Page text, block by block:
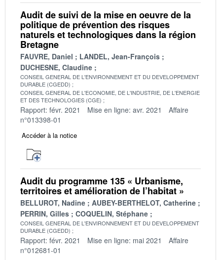
Audit de suivi de la mise en oeuvre de la
politique de prévention des risques
naturels et technologiques dans la région
Bretagne
FAUVRE, Daniel
LANDEL, Jean-François
DUCHESNE, Claudine
CONSEIL GENERAL DE L'ENVIRONNEMENT ET DU DEVELOPPEMENT
DURABLE (CGEDD)
CONSEIL GENERAL DE L'ECONOMIE, DE L'INDUSTRIE, DE L'ENERGIE
ET DES TECHNOLOGIES (CGE)
Rapport: févr. 2021 Mise en ligne: avr. 2021
Affaire
n°013398-01
Accéder à la notice
Audit du programme 135 « Urbanisme,
territoires et amélioration de l’habitat »
BELLUROT, Nadine
AUBEY-BERTHELOT, Catherine
PERRIN, Gilles
COQUELIN, Stéphane
CONSEIL GENERAL DE L'ENVIRONNEMENT ET DU DEVELOPPEMENT
DURABLE (CGEDD)
Rapport: févr. 2021 Mise en ligne: mai 2021
Affaire
n°012681-01